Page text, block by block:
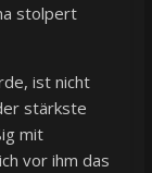
stolpert
ist nicht
stärkste
mit
vor ihm das